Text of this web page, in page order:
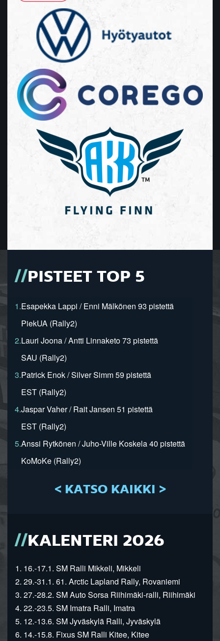
PISTEET TOP 5
1.Esapekka Lappi / Enni Mälkönen 93 pistettä
PiekUA (Rally2)
2.Lauri Joona / Antti Linnaketo 73 pistettä
SAU (Rally2)
3.Patrick Enok / Silver Simm 59 pistettä
EST (Rally2)
4.Jaspar Vaher / Rait Jansen 51 pistettä
EST (Rally2)
5.Anssi Rytkönen / Juho-Ville Koskela 40 pistettä
KoMoKe (Rally2)
< KATSO KAIKKI >
KALENTERI 2026
1. 16.-17.1. SM Ralli Mikkeli, Mikkeli
2. 29.-31.1. 61. Arctic Lapland Rally, Rovaniemi
3. 27.-28.2. SM Auto Sorsa Riihimäki-ralli, Riihimäki
4. 22.-23.5. SM Imatra Ralli, Imatra
5. 12.-13.6. SM Jyväskylä Ralli, Jyväskylä
6. 14.-15.8. Fixus SM Ralli Kitee, Kitee